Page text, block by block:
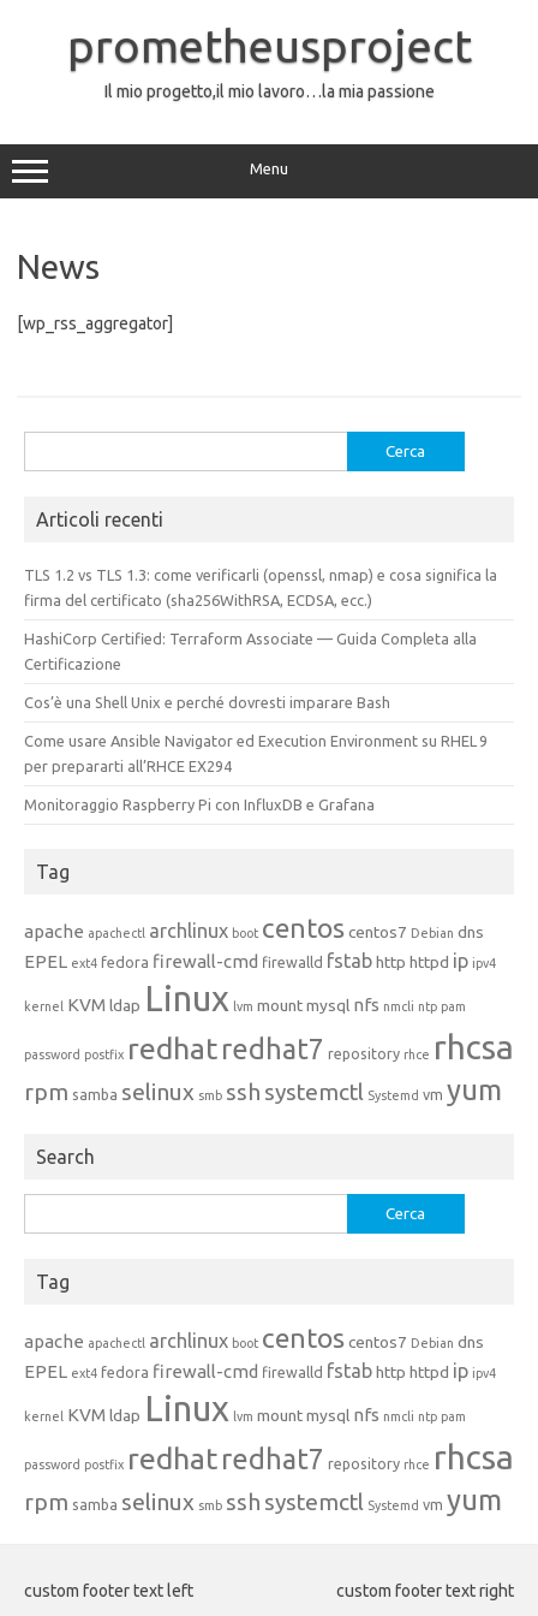
contenutoprometheusproject
Il mio progetto,il mio lavoro…la mia passione
Menu
News
[wp_rss_aggregator]
per:
Articoli recenti
TLS 1.2 vs TLS 1.3: come verificarli (openssl, nmap) e cosa significa la
firma del certificato (sha256WithRSA, ECDSA, ecc.)
HashiCorp Certified: Terraform Associate — Guida Completa alla
Certificazione
Cos’è una Shell Unix e perché dovresti imparare Bash
Come usare Ansible Navigator ed Execution Environment su RHEL 9
per prepararti all’RHCE EX294
Monitoraggio Raspberry Pi con InfluxDB e Grafana
Tag
apache apachectl archlinux boot centoscentos7 Debian dns
EPEL ext4 fedora firewall-cmd firewalld fstabhttp httpd ip ipv4
kernel KVM ldap Linux lvm mountmysql nfs nmcli ntp pam
password postfix redhatredhat7 repository rhce rhcsa
rpm samba selinux smb ssh systemctl Systemd vm yum
Search
per:
Tag
apache apachectl archlinux boot centoscentos7 Debian dns
EPEL ext4 fedora firewall-cmd firewalld fstabhttp httpd ip ipv4
kernel KVM ldap Linux lvm mountmysql nfs nmcli ntp pam
password postfix redhatredhat7 repository rhce rhcsa
rpm samba selinux smb ssh systemctl Systemd vm yum
custom footer text left custom footer text right